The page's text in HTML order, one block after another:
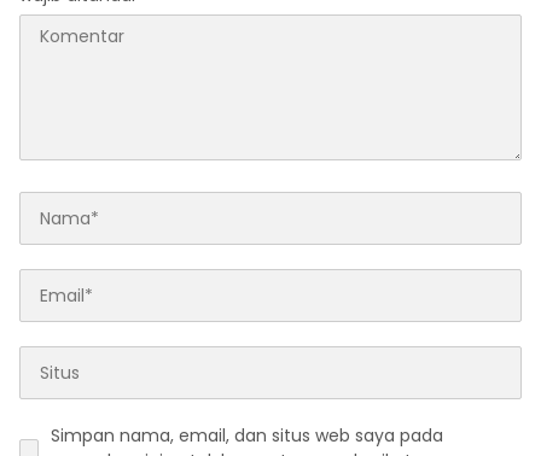
Simpan nama, email, dan situs web saya pada